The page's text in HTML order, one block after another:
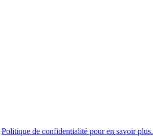
Politique de confidentialité pour en savoir plus.